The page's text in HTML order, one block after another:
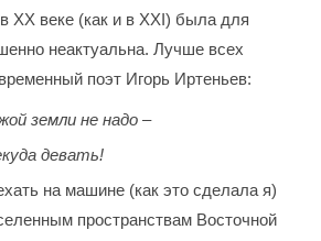
XX веке (как и в XXI) была для
неактуальна. Лучше всех
поэт Игорь Иртеньев:
земли не надо –
девать!
на машине (как это сделала я)
пространствам Восточной